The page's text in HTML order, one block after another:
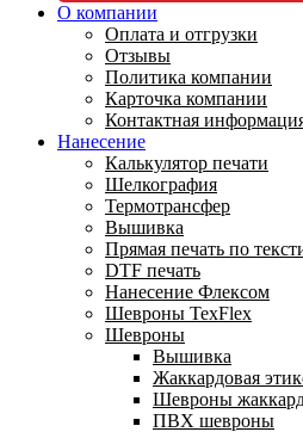
О компании
Оплата и отгрузки
Отзывы
Политика компании
Карточка компании
Контактная
Нанесение
Калькулятор печати
Шелкография
Термотрансфер
Вышивка
Прямая печать по
DTF печать
Нанесение Флексом
Шевроны TexFlex
Шевроны
Вышивка
Жаккардовая
Шевроны
ПВХ шевроны